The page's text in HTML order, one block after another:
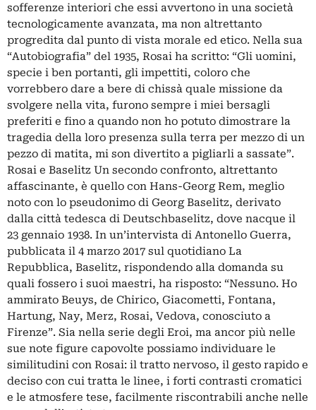
sofferenze interiori che essi avvertono in una società
tecnologicamente avanzata, ma non altrettanto
progredita dal punto di vista morale ed etico. Nella sua
“Autobiografia” del 1935, Rosai ha scritto: “Gli uomini,
specie i ben portanti, gli impettiti, coloro che
vorrebbero dare a bere di chissà quale missione da
svolgere nella vita, furono sempre i miei bersagli
preferiti e fino a quando non ho potuto dimostrare la
tragedia della loro presenza sulla terra per mezzo di un
pezzo di matita, mi son divertito a pigliarli a sassate”.
Rosai e Baselitz Un secondo confronto, altrettanto
affascinante, è quello con Hans-Georg Rem, meglio
noto con lo pseudonimo di Georg Baselitz, derivato
dalla città tedesca di Deutschbaselitz, dove nacque il
23 gennaio 1938. In un’intervista di Antonello Guerra,
pubblicata il 4 marzo 2017 sul quotidiano La
Repubblica, Baselitz, rispondendo alla domanda su
quali fossero i suoi maestri, ha risposto: “Nessuno. Ho
ammirato Beuys, de Chirico, Giacometti, Fontana,
Hartung, Nay, Merz, Rosai, Vedova, conosciuto a
Firenze”. Sia nella serie degli Eroi, ma ancor più nelle
sue note figure capovolte possiamo individuare le
similitudini con Rosai: il tratto nervoso, il gesto rapido e
deciso con cui tratta le linee, i forti contrasti cromatici
e le atmosfere tese, facilmente riscontrabili anche nelle